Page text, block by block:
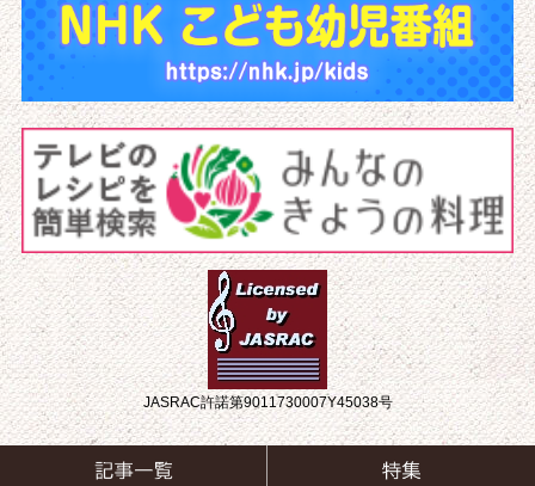
JASRAC許諾第9011730007Y45038号